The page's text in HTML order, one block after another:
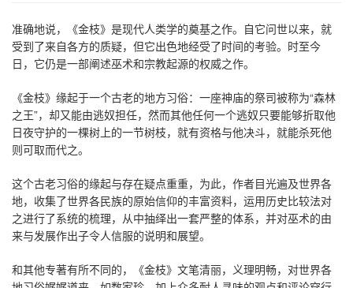
准确地说，《金枝》是现代人类学的奠基之作。自它问世以来，就
受到了来自各方的质疑，但它出色地经受了时间的考验。时至今
日，它仍是一部阐述巫术和宗教起源的权威之作。
《金枝》缘起于一个古老的地方习俗：一座神庙的祭司被称为“森林
之王”，却又能由逃奴担任，然而其他任何一个逃奴只要能够折取他
日夜守护的一棵树上的一节树枝，就有资格与他决斗，就能杀死他
则可取而代之。
这个古老习俗的缘起与存在疑点重重，为此，作者目光遍及世界各
地，收集了世界各民族的原始信仰的丰富资料，运用历史比较法对
之进行了系统的梳理，从中抽绎出一套严整的体系，并对巫术的由
来与发展作出子令人信服的说明和展望。
和其他专著有所不同的，《金枝》文笔清丽，义理明畅，对世界各